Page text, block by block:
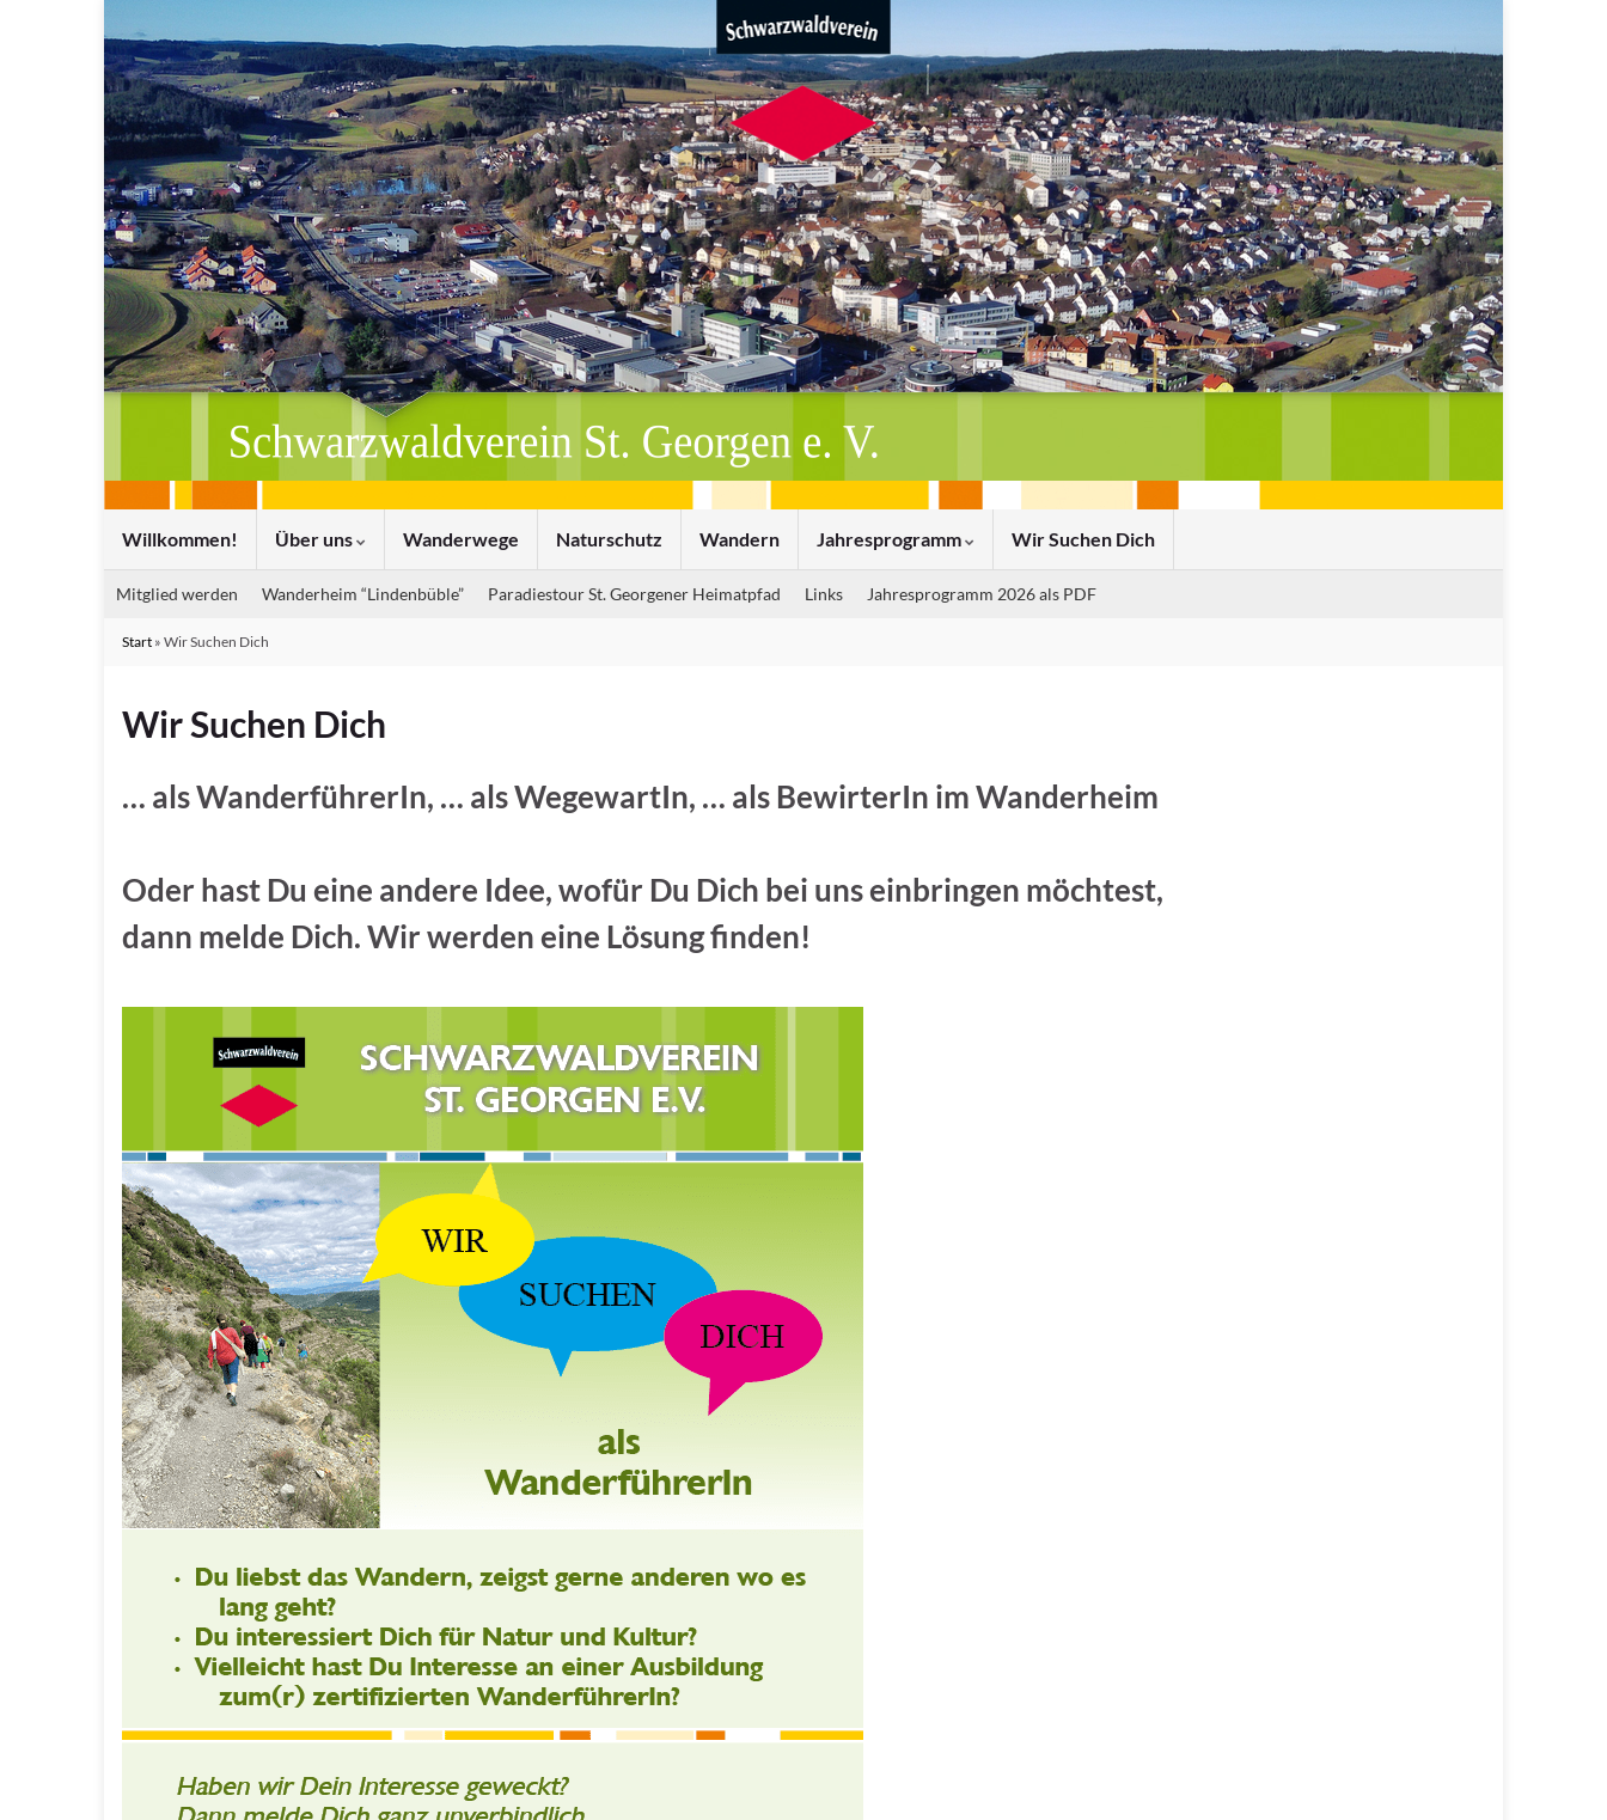
Willkommen! Über uns Wanderwege Naturschutz Wandern Jahresprogramm Wir Suchen Dich
Mitglied werden Wanderheim “Lindenbüble” Paradiestour St. Georgener Heimatpfad Links Jahresprogramm 2026 als PDF
Start » Wir Suchen Dich
Wir Suchen Dich
… als WanderführerIn, … als WegewartIn, … als BewirterIn im Wanderheim
Oder hast Du eine andere Idee, wofür Du Dich bei uns einbringen möchtest,
dann melde Dich. Wir werden eine Lösung finden!